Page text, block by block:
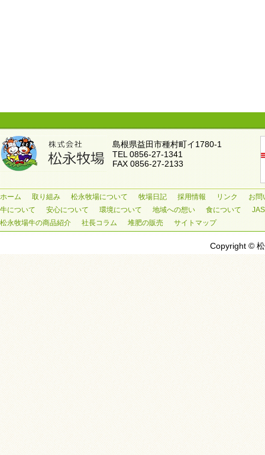
島根県益田市種村町イ1780-1
TEL 0856-27-1341
FAX 0856-27-2133
ホーム 取り組み 松永牧場について 牧場日記 採用情報 リンク
お問
牛について
安心について 環境について 地域への想い 食について
松永牧場牛の商品紹介
社長コラム 堆肥の販売 サイトマップ
Copyright ©